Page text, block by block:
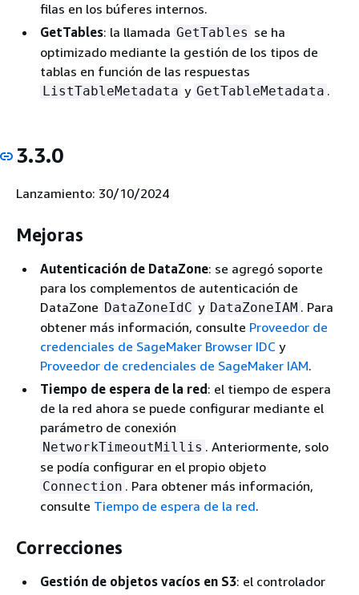
filas en los búferes internos.
GetTables: la llamada GetTables se ha
optimizado mediante la gestión de los tipos de
tablas en función de las respuestas
ListTableMetadata y GetTableMetadata .
3.3.0
Lanzamiento: 30/10/2024
Mejoras
Autenticación de DataZone: se agregó soporte
para los complementos de autenticación de
DataZone DataZoneIdC y DataZoneIAM . Para
obtener más información, consulte Proveedor de
credenciales de SageMaker Browser IDC y
Proveedor de credenciales de SageMaker IAM.
Tiempo de espera de la red: el tiempo de espera
de la red ahora se puede configurar mediante el
parámetro de conexión
NetworkTimeoutMillis . Anteriormente, solo
se podía configurar en el propio objeto
Connection . Para obtener más información,
consulte Tiempo de espera de la red.
Correcciones
Gestión de objetos vacíos en S3: el controlador